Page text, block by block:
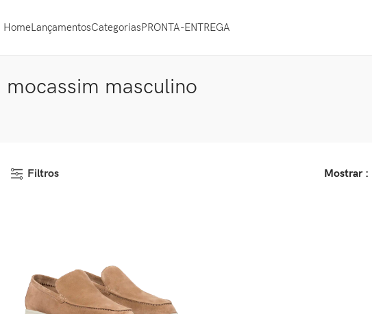
HomeLançamentosCategoriasPRONTA-ENTREGA
mocassim masculino
Filtros Mostrar